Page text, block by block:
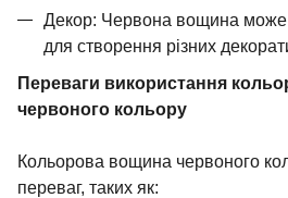
Декор: Червона вощина може
для створення різних
Переваги використання
червоного кольору
Кольорова вощина червоного
переваг, таких як: